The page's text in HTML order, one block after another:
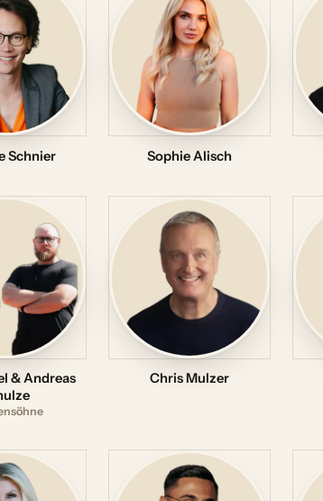
Schnier Sophie Alisch
& Andreas
Chris Mulzer